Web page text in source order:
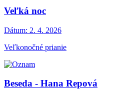
Veľká noc
Dátum: 2. 4. 2026
Veľkonočné prianie
Beseda - Hana Repová